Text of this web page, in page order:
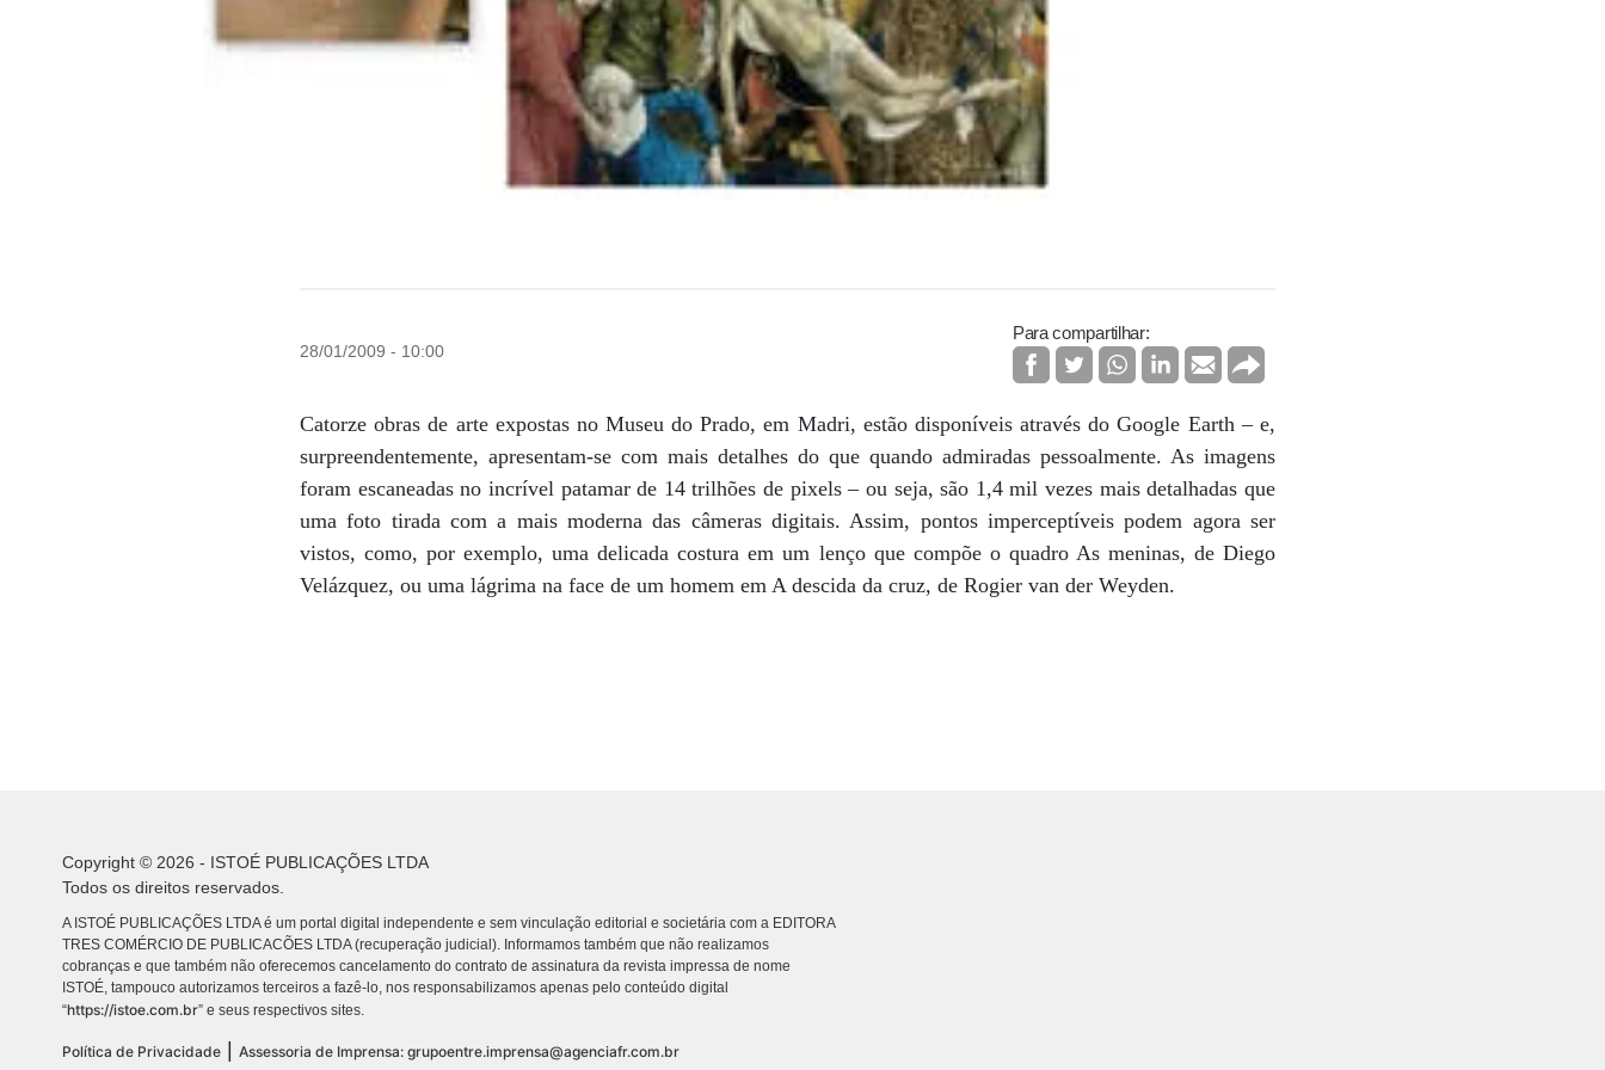
28/01/2009 - 10:00
Para compartilhar:
Catorze obras de arte expostas no Museu do Prado, em Madri, estão disponíveis através do Google Earth – e,
surpreendentemente, apresentam-se com mais detalhes do que quando admiradas pessoalmente. As imagens
foram escaneadas no incrível patamar de 14 trilhões de pixels – ou seja, são 1,4 mil vezes mais detalhadas que
uma foto tirada com a mais moderna das câmeras digitais. Assim, pontos imperceptíveis podem agora ser
vistos, como, por exemplo, uma delicada costura em um lenço que compõe o quadro As meninas, de Diego
Velázquez, ou uma lágrima na face de um homem em A descida da cruz, de Rogier van der Weyden.
Copyright © 2026 - ISTOÉ PUBLICAÇÕES LTDA
Todos os direitos reservados.
A ISTOÉ PUBLICAÇÕES LTDA é um portal digital independente e sem vinculação editorial e societária com a EDITORA
TRES COMÉRCIO DE PUBLICACÕES LTDA (recuperação judicial). Informamos também que não realizamos
cobranças e que também não oferecemos cancelamento do contrato de assinatura da revista impressa de nome
ISTOÉ, tampouco autorizamos terceiros a fazê-lo, nos responsabilizamos apenas pelo conteúdo digital
“https://istoe.com.br” e seus respectivos sites.
Política de Privacidade Assessoria de Imprensa: grupoentre.imprensa@agenciafr.com.br